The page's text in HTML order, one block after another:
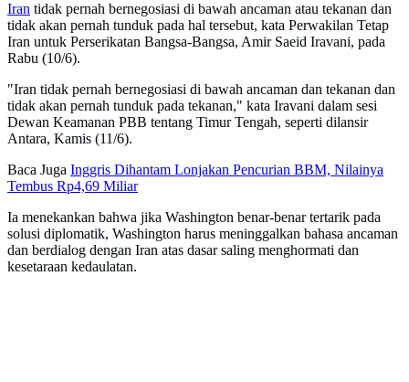
Iran tidak pernah bernegosiasi di bawah ancaman atau tekanan dan
tidak akan pernah tunduk pada hal tersebut, kata Perwakilan Tetap
Iran untuk Perserikatan Bangsa-Bangsa, Amir Saeid Iravani, pada
Rabu (10/6).
"Iran tidak pernah bernegosiasi di bawah ancaman dan tekanan dan
tidak akan pernah tunduk pada tekanan," kata Iravani dalam sesi
Dewan Keamanan PBB tentang Timur Tengah, seperti dilansir
Antara, Kamis (11/6).
Baca Juga Inggris Dihantam Lonjakan Pencurian BBM, Nilainya
Tembus Rp4,69 Miliar
Ia menekankan bahwa jika Washington benar-benar tertarik pada
solusi diplomatik, Washington harus meninggalkan bahasa ancaman
dan berdialog dengan Iran atas dasar saling menghormati dan
kesetaraan kedaulatan.